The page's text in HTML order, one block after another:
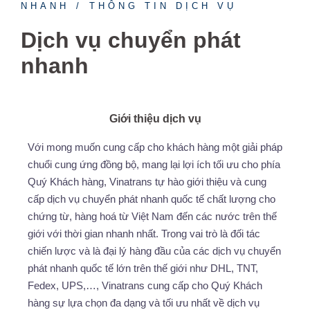
NHANH
THÔNG TIN DỊCH VỤ
Dịch vụ chuyển phát
nhanh
Giới thiệu dịch vụ
Với mong muốn cung cấp cho khách hàng một giải pháp
chuổi cung ứng đồng bộ, mang lại lợi ích tối ưu cho phía
Quý Khách hàng, Vinatrans tự hào giới thiệu và cung
cấp dịch vụ chuyển phát nhanh quốc tế chất lượng cho
chứng từ, hàng hoá từ Việt Nam đến các nước trên thế
giới với thời gian nhanh nhất. Trong vai trò là đối tác
chiến lược và là đại lý hàng đầu của các dịch vụ chuyển
phát nhanh quốc tế lớn trên thế giới như DHL, TNT,
Fedex, UPS,…, Vinatrans cung cấp cho Quý Khách
hàng sự lựa chọn đa dạng và tối ưu nhất về dịch vụ